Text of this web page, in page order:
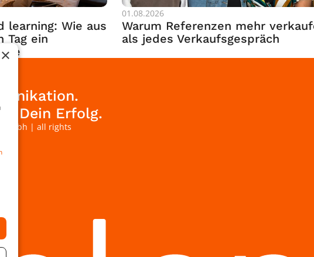
learning: Wie aus
Tag ein
01.08.2026
Warum Referenzen mehr
als jedes Verkaufsgespräch
Dein Erfolg.
gmbh | all rights
×